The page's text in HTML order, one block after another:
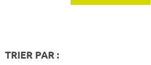
TRIER PAR :